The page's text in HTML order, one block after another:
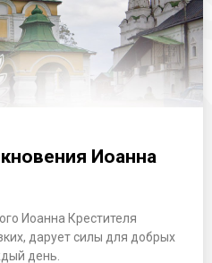
Иоанна
Иоанна Крестителя
дарует силы для добрых
день.